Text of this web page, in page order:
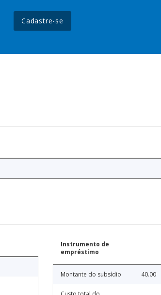
Cadastre-se
Instrumento de
empréstimo
Montante do subsídio 40.00